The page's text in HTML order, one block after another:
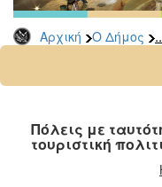
Αρχική Ο Δήμος
Αρχείο
2026
2024
2022
Πόλεις με
τουριστική